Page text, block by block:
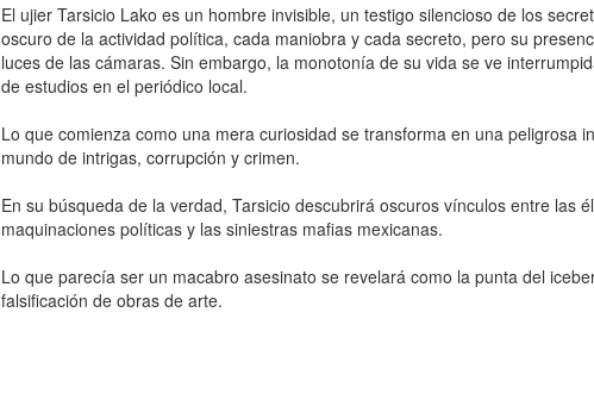
El ujier Tarsicio Lako es un hombre invisible, un testigo silencioso de los
oscuro de la actividad política, cada maniobra y cada secreto, pero su
luces de las cámaras. Sin embargo, la monotonía de su vida se ve
de estudios en el periódico local.
Lo que comienza como una mera curiosidad se transforma en una peligrosa
mundo de intrigas, corrupción y crimen.
En su búsqueda de la verdad, Tarsicio descubrirá oscuros vínculos entre las
maquinaciones políticas y las siniestras mafias mexicanas.
Lo que parecía ser un macabro asesinato se revelará como la punta del
falsificación de obras de arte.